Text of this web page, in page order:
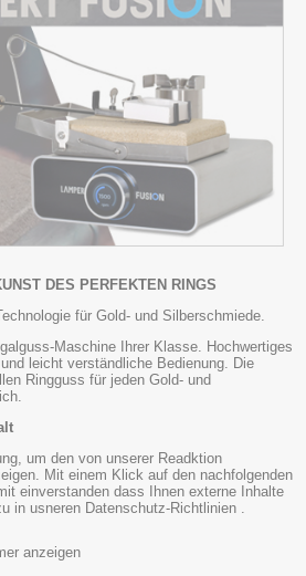
DES PERFEKTEN RINGS
für Gold- und Silberschmiede.
Maschine Ihrer Klasse. Hochwertiges
leicht verständliche Bedienung. Die
Ringguss für jeden Gold- und
um den von unserer Readktion
Mit einem Klick auf den nachfolgenden
einverstanden dass Ihnen externe Inhalte
in usneren Datenschutz-Richtlinien
anzeigen